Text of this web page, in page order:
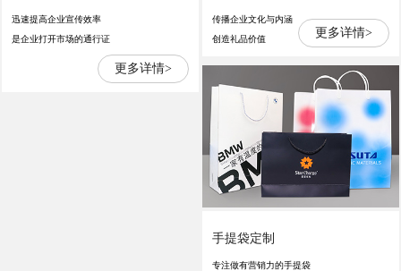
迅速提高企业宣传效率
是企业打开市场的通行证
更多详情>
传播企业文化与内涵
创造礼品价值
更多详情>
手提袋定制
专注做有营销力的手提袋